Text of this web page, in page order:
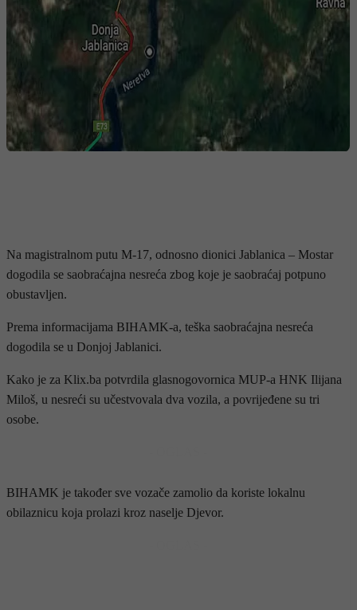
Na magistralnom putu M-17, odnosno dionici Jablanica – Mostar
dogodila se saobraćajna nesreća zbog koje je saobraćaj potpuno
obustavljen.
Prema informacijama BIHAMK-a, teška saobraćajna nesreća
dogodila se u Donjoj Jablanici.
Kako je za Klix.ba potvrdila glasnogovornica MUP-a HNK Ilijana
Miloš, u nesreći su učestvovala dva vozila, a povrijeđene su tri
osobe.
BIHAMK je također sve vozače zamolio da koriste lokalnu
obilaznicu koja prolazi kroz naselje Djevor.